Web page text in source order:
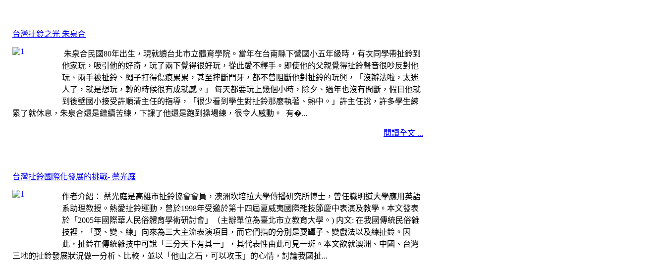
台灣扯鈴之光 朱泉合
朱泉合民國80年出生，現就讀台北市立體育學院。當年在台南縣下營國小五年級時，有次同學帶扯鈴到
他家玩，吸引他的好奇，玩了兩下覺得很好玩，從此愛不釋手。即使他的父親覺得扯鈴聲音很吵反對他
玩、兩手被扯鈴、繩子打得傷痕累累，甚至摔斷門牙，都不曾阻斷他對扯鈴的玩興，「沒辦法啦，太迷
人了，就是想玩，轉的時候很有成就感。」 每天都要玩上幾個小時，除夕、過年也沒有間斷，假日他就
到後壁國小接受許順清主任的指導，「很少看到學生對扯鈴那麼執著、熱中。」許主任說，許多學生練
累了就休息，朱泉合還是繼續苦練，下課了他還是跑到操場練，很令人感動。 有�...
閱讀全文 ...
台灣扯鈴國際化發展的挑戰- 蔡光庭
作者介紹： 蔡光庭是高雄市扯鈴協會會員，澳洲坎培拉大學傳播研究所博士，曾任職明道大學應用英語
系助理教授。熱愛扯鈴運動，曾於1998年受邀於第十四屆夏威夷國際雜技節慶中表演及教學。本文發表
於「2005年國際華人民俗體育學術研討會」（主辦單位為臺北市立教育大學。) 内文: 在我國傳統民俗雜
技裡，「耍、變、練」向來為三大主流表演項目，而它們指的分別是耍罈子、變戲法以及練扯鈴。因
此，扯鈴在傳統雜技中可說「三分天下有其一」，其代表性由此可見一斑。本文欲就澳洲、中國、台灣
三地的扯鈴發展狀況做一分析、比較，並以「他山之石，可以攻玉」的心情，討論我國扯...